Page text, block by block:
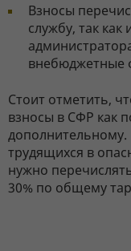
Взносы
службу, так
внебюджетные
Стоит отметить,
взносы в СФР как
дополнительному.
трудящихся в
нужно
30% по общему